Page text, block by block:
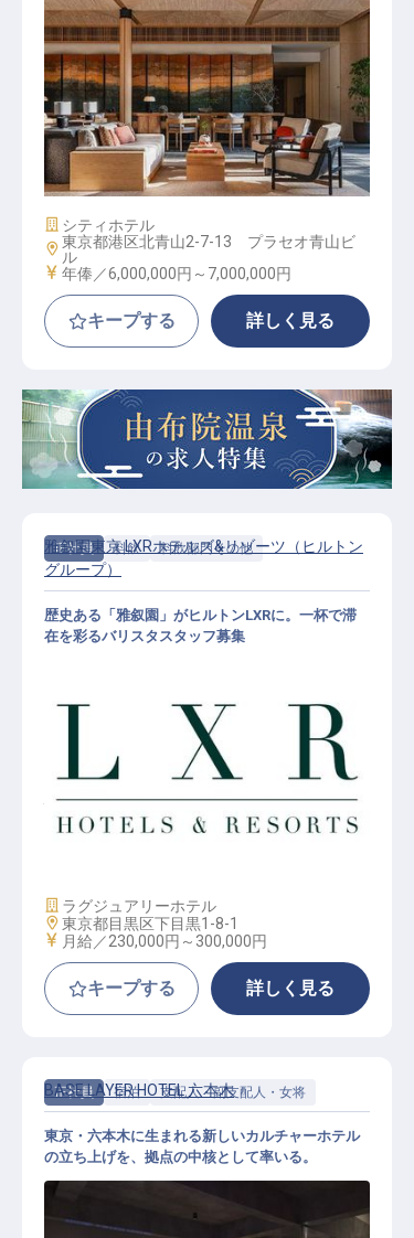
GROマネージャー│年俸600万円～7
00万円／2027年4月全館リニューア
ル／VIP・クラブフロアを担うGRO
責任者
施設業態
シティホテル
勤務地
東京都港区北青山2-7-13 プラセオ青山ビ
ル
給与
年俸／6,000,000円～ 7,000,000円
キープする 詳しく見る
正社員 料飲 料飲部門その他
バリスタ│月給23万円～／2027年開
業予定／ヒルトンLXR東京初進出
雅叙園東京 LXRホテルズ&リゾーツ（ヒルトン
グループ）
歴史ある「雅叙園」がヒルトンLXRに。一杯で滞
在を彩るバリスタスタッフ募集
施設業態
ラグジュアリーホテル
勤務地
東京都目黒区下目黒1-8-1
給与
月給／230,000円～ 300,000円
キープする 詳しく見る
正社員 宿泊 支配人・副支配人・女将
BASE LAYER HOTEL 六本木
東京・六本木に生まれる新しいカルチャーホテル
の立ち上げを、拠点の中核として率いる。